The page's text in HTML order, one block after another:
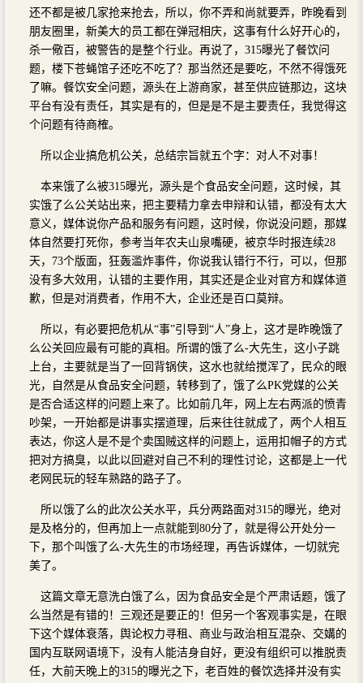
还不都是被几家抢来抢去，所以，你不弄和尚就要弄，昨晚看到
朋友圈里，新美大的员工都在弹冠相庆，这事有什么好开心的，
杀一儆百，被警告的是整个行业。再说了，315曝光了餐饮问
题，楼下苍蝇馆子还吃不吃了？那当然还是要吃，不然不得饿死
了嘛。餐饮安全问题，源头在上游商家，甚至供应链那边，这块
平台有没有责任，其实是有的，但是是不是主要责任，我觉得这
个问题有待商榷。
所以企业搞危机公关，总结宗旨就五个字：对人不对事！
本来饿了么被315曝光，源头是个食品安全问题，这时候，其
实饿了么公关站出来，把主要精力拿去申辩和认错，都没有太大
意义，媒体说你产品和服务有问题，这时候，你说没问题，那媒
体自然要打死你，参考当年农夫山泉嘴硬，被京华时报连续28
天，73个版面，狂轰滥炸事件，你说我认错行不行，可以，但那
没有多大效用，认错的主要作用，其实还是企业对官方和媒体道
歉，但是对消费者，作用不大，企业还是百口莫辩。
所以，有必要把危机从“事”引导到“人”身上，这才是昨晚饿了
么公关回应最有可能的真相。所谓的饿了么-大先生，这小子跳
上台，主要就是当了一回背锅侠，这水也就给搅浑了，民众的眼
光，自然是从食品安全问题，转移到了，饿了么PK党媒的公关
是否合适这样的问题上来了。比如前几年，网上左右两派的愤青
吵架，一开始都是讲事实摆道理，后来往往就成了，两个人相互
表达，你这人是不是个卖国贼这样的问题上，运用扣帽子的方式
把对方搞臭，以此以回避对自己不利的理性讨论，这都是上一代
老网民玩的轻车熟路的路子了。
所以饿了么的此次公关水平，兵分两路面对315的曝光，绝对
是及格分的，但再加上一点就能到80分了，就是得公开处分一
下，那个叫饿了么-大先生的市场经理，再告诉媒体，一切就完
美了。
这篇文章无意洗白饿了么，因为食品安全是个严肃话题，饿了
么当然是有错的！三观还是要正的！但另一个客观事实是，在眼
下这个媒体衰落，舆论权力寻租、商业与政治相互混杂、交媾的
国内互联网语境下，没有人能洁身自好，更没有组织可以推脱责
任，大前天晚上的315的曝光之下，老百姓的餐饮选择并没有实